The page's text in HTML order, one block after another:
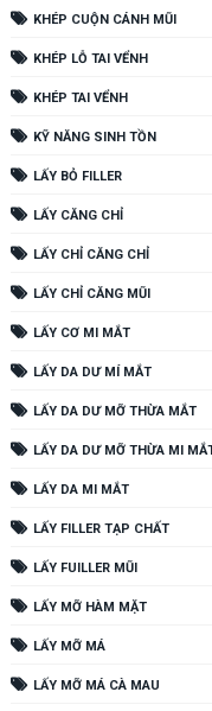
KHÉP CUỘN CÁNH MŨI
KHÉP LỖ TAI VỂNH
KHÉP TAI VỂNH
KỸ NĂNG SINH TỒN
LẤY BỎ FILLER
LẤY CĂNG CHỈ
LẤY CHỈ CĂNG CHỈ
LẤY CHỈ CĂNG MŨI
LẤY CƠ MI MẮT
LẤY DA DƯ MÍ MẮT
LẤY DA DƯ MỠ THỪA MẮT
LẤY DA DƯ MỠ THỪA MI
LẤY DA MI MẮT
LẤY FILLER TẠP CHẤT
LẤY FUILLER MŨI
LẤY MỠ HÀM MẶT
LẤY MỠ MÁ
LẤY MỠ MÁ CÀ MAU